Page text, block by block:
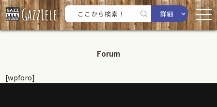
詳細
Forum
[wpforo]